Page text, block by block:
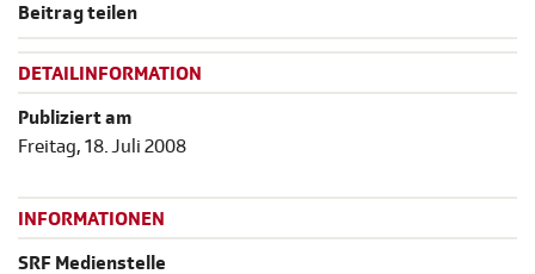
Beitrag teilen
DETAILINFORMATION
Publiziert am
Freitag, 18. Juli 2008
INFORMATIONEN
SRF Medienstelle